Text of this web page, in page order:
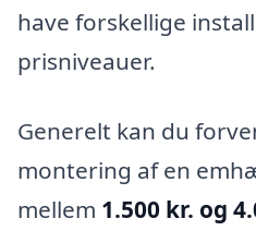
have forskellige
prisniveauer.
Generelt kan du
montering af en
mellem 1.500 kr. og